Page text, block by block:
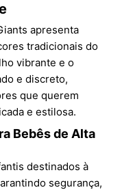
apresenta
tradicionais do
vibrante e o
e discreto,
que querem
e estilosa.
Bebês de Alta
destinados à
segurança,